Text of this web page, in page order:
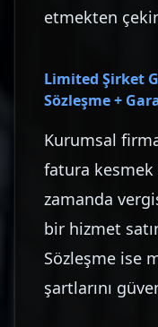
etmekten
Limited Şirket
Sözleşme +
Kurumsal
fatura kesmek
zamanda
bir hizmet
Sözleşme ise
şartlarını